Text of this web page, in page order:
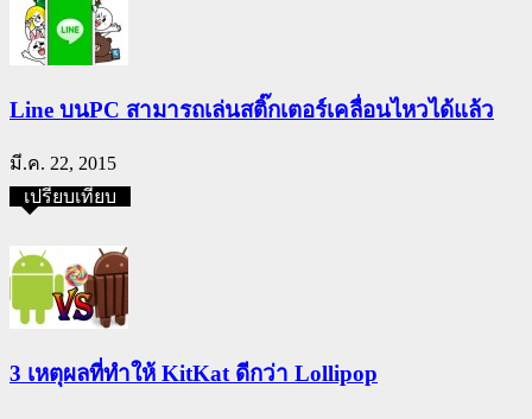
Line บนPC สามารถเล่นสติ๊กเตอร์เคลื่อนไหวได้แล้ว
มี.ค. 22, 2015
เปรียบเทียบ
3 เหตุผลที่ทำให้ KitKat ดีกว่า Lollipop